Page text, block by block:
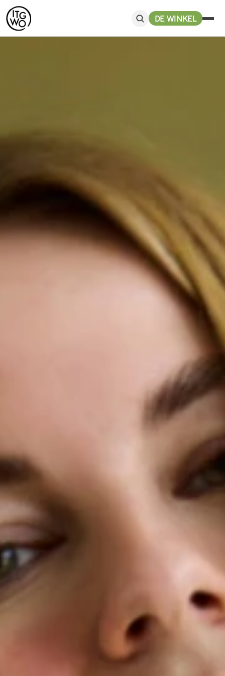
DE WINKEL